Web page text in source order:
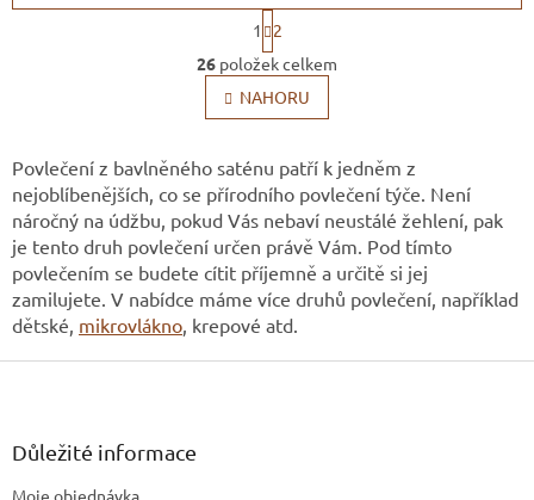
O
v
l
á
a
c
p
r
v
k
y
ý
S
t
r
á
n
k
á
n
í
1
2
26 položek celkem
NAHORU
Povlečení z bavlněného saténu patří k jedněm z
nejoblíbenějších, co se přírodního povlečení týče. Není
náročný na údžbu, pokud Vás nebaví neustálé žehlení, pak
je tento druh povlečení určen právě Vám. Pod tímto
povlečením se budete cítit příjemně a určitě si jej
zamilujete. V nabídce máme více druhů povlečení, například
dětské, mikrovlákno , krepové atd.
Z
Důležité informace
Moje objednávka